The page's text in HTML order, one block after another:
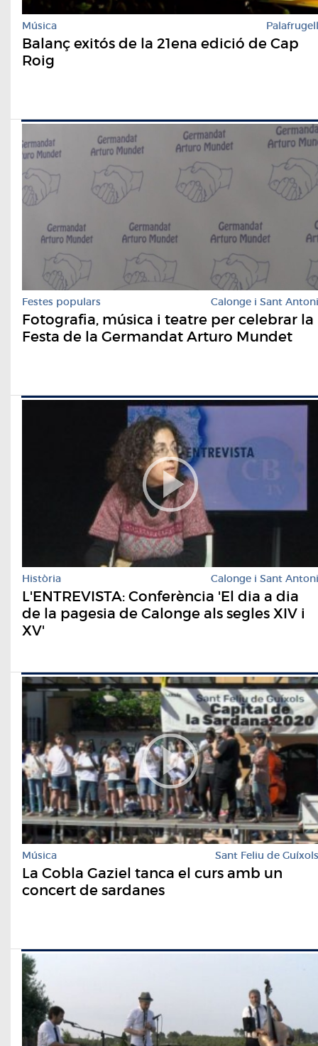
Música Palafrugell
Balanç exitós de la 21ena edició de Cap
Roig
Festes populars Calonge i Sant Antoni
Fotografia, música i teatre per celebrar la
Festa de la Germandat Arturo Mundet
Història Calonge i Sant Antoni
L'ENTREVISTA: Conferència 'El dia a dia
de la pagesia de Calonge als segles XIV i
XV'
Música Sant Feliu de Guíxols
La Cobla Gaziel tanca el curs amb un
concert de sardanes